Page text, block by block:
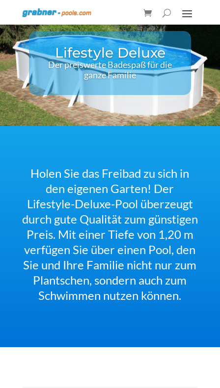
Lifestyle Deluxe
Der preiswerte Badespaß für die
ganze Familie
Holen Sie das Freibad zu sich in
den eigenen Garten! Der
Lifestyle-Deluxe-Pool überzeugt
durch gute Qualität zum günstigen
Preis. Mit einer Tiefe von 1,20 m
verfügen Sie über einen Pool, den
Sie und Ihre Familie nicht nur zum
Plantschen, sondern auch zum
Schwimmen nutzen können.